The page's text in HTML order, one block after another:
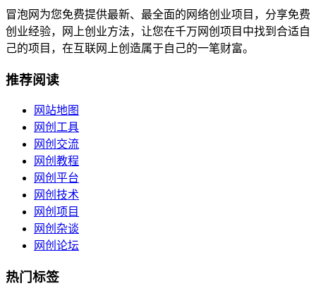
冒泡网为您免费提供最新、最全面的网络创业项目，分享免费
创业经验，网上创业方法，让您在千万网创项目中找到合适自
己的项目，在互联网上创造属于自己的一笔财富。
推荐阅读
网站地图
网创工具
网创交流
网创教程
网创平台
网创技术
网创项目
网创杂谈
网创论坛
热门标签